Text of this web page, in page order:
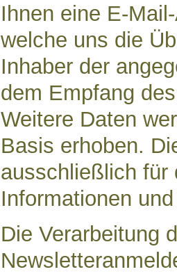
Ihnen eine E-
welche uns die
Inhaber der
dem Empfang
Weitere Daten
Basis erhoben.
ausschließlich für
Informationen
Die Verarbeitung